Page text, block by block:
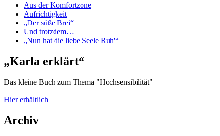
Aus der Komfortzone
Aufrichtigkeit
„Der süße Brei“
Und trotzdem…
„Nun hat die liebe Seele Ruh'“
„Karla erklärt“
Das kleine Buch zum Thema "Hochsensibilität"
Hier erhältlich
Archiv